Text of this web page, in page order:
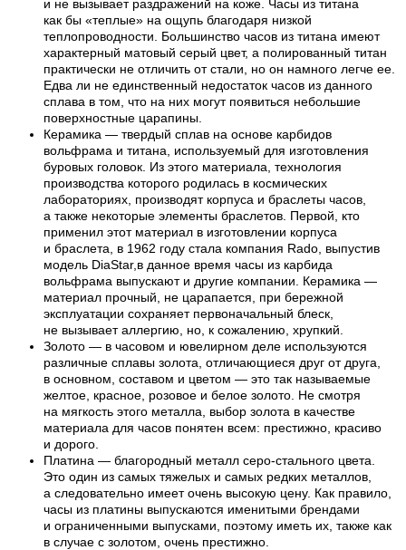
и не вызывает раздражений на коже. Часы из титана
как бы «теплые» на ощупь благодаря низкой
теплопроводности. Большинство часов из титана имеют
характерный матовый серый цвет, а полированный титан
практически не отличить от стали, но он намного легче ее.
Едва ли не единственный недостаток часов из данного
сплава в том, что на них могут появиться небольшие
поверхностные царапины.
Керамика — твердый сплав на основе карбидов
вольфрама и титана, используемый для изготовления
буровых головок. Из этого материала, технология
производства которого родилась в космических
лабораториях, производят корпуса и браслеты часов,
а также некоторые элементы браслетов. Первой, кто
применил этот материал в изготовлении корпуса
и браслета, в 1962 году стала компания Rado, выпустив
модель DiaStar,в данное время часы из карбида
вольфрама выпускают и другие компании. Керамика —
материал прочный, не царапается, при бережной
эксплуатации сохраняет первоначальный блеск,
не вызывает аллергию, но, к сожалению, хрупкий.
Золото — в часовом и ювелирном деле используются
различные сплавы золота, отличающиеся друг от друга,
в основном, составом и цветом — это так называемые
желтое, красное, розовое и белое золото. Не смотря
на мягкость этого металла, выбор золота в качестве
материала для часов понятен всем: престижно, красиво
и дорого.
Платина — благородный металл серо-стального цвета.
Это один из самых тяжелых и самых редких металлов,
а следовательно имеет очень высокую цену. Как правило,
часы из платины выпускаются именитыми брендами
и ограниченными выпусками, поэтому иметь их, также как
в случае с золотом, очень престижно.